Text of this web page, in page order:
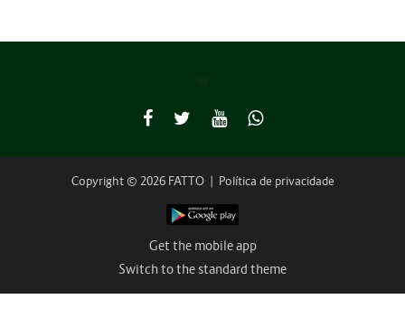
Copyright © 2026 FATTO | Política de privacidade
Get the mobile app
Switch to the standard theme